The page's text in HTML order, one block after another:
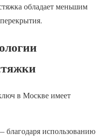
обладает меньшим
в Москве имеет
благодаря использованию